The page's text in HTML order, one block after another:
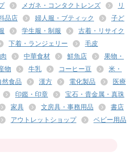
メガネ・コンタクトレンズ
リ
品店 婦人服・ブティック
子ど
学生服・制服
古着・リサイク
下着・ランジェリー
毛皮
中華食材 鮮魚店
果物・
物 牛乳 コーヒー豆
米・
然食品 漢方 電化製品
医療
印鑑・印章
宝石・貴金属・真珠
家具 文房具・事務用品
書店
アウトレットショップ
ベビー用品